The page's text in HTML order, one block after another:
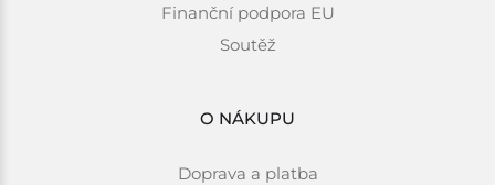
Finanční podpora EU
Soutěž
O NÁKUPU
Doprava a platba